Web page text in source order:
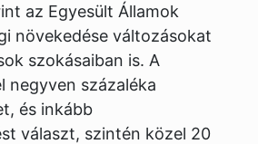
az Egyesült Államok
növekedése változásokat
szokásaiban is. A
negyven százaléka
és inkább
választ, szintén közel 20